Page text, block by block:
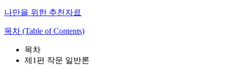
나만을 위한 추천자료
목차 (Table of Contents)
목차
제1편 작문 일반론